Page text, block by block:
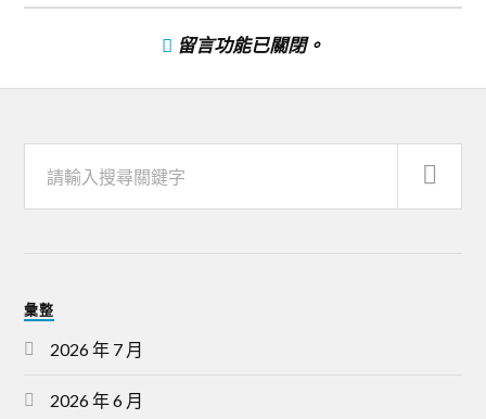
留言功能已關閉。
彙整
2026 年 7 月
2026 年 6 月